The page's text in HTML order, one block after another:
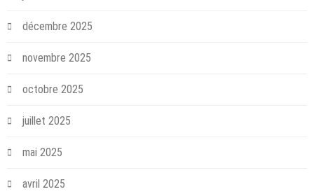
décembre 2025
novembre 2025
octobre 2025
juillet 2025
mai 2025
avril 2025